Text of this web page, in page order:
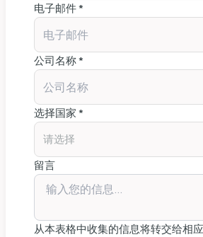
电子邮件 *
公司名称 *
选择国家 *
请选择
留言
从本表格中收集的信息将转交给相